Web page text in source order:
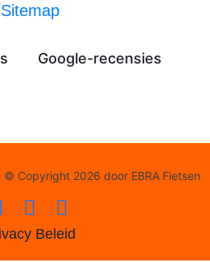
Sitemap
Google-recensies
Copyright 2026 door EBRA Fietsen
Beleid